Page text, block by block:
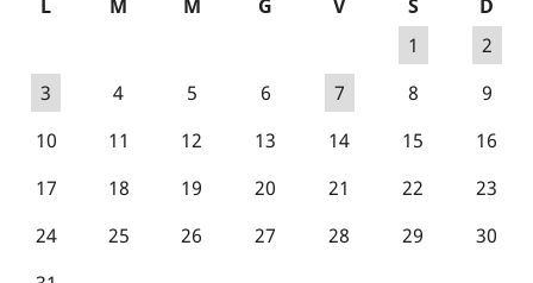
L M M G V S
D
1
2
3
4 5 6 7 8
9
10
11 12 13 14 15
16
17
18 19 20 21 22
23
24
25 26 27 28 29
30